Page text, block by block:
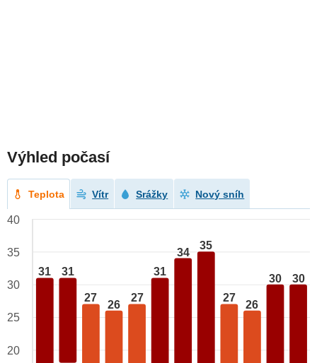
Výhled počasí
Teplota Vítr Srážky Nový sníh
31 31
27
26
27
31
34
35
27
26
30 30
40
35
30
25
20